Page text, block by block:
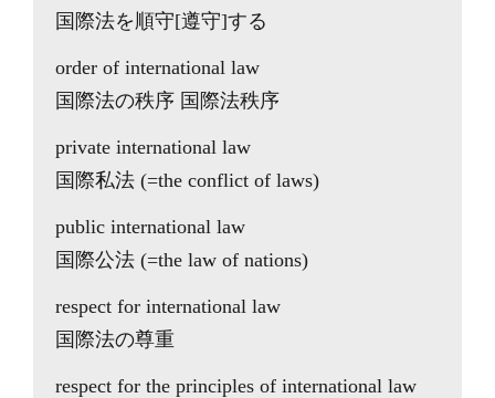
国際法を順守[遵守]する
order of international law
国際法の秩序 国際法秩序
private international law
国際私法 (=the conflict of laws)
public international law
国際公法 (=the law of nations)
respect for international law
国際法の尊重
respect for the principles of international law